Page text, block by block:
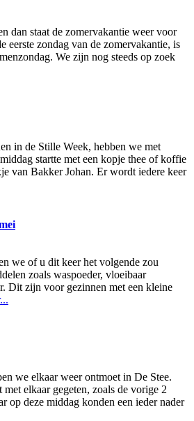
dan staat de zomervakantie weer voor
eerste zondag van de zomervakantie, is
We zijn nog steeds op zoek
in de Stille Week, hebben we met
startte met een kopje thee of koffie
van Bakker Johan. Er wordt iedere keer
we of u dit keer het volgende zou
zoals waspoeder, vloeibaar
Dit zijn voor gezinnen met een kleine
we elkaar weer ontmoet in De Stee.
elkaar gegeten, zoals de vorige 2
op deze middag konden een ieder nader